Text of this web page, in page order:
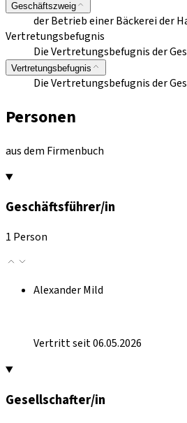
Geschäftszweig
der Betrieb einer Bäckerei der
Vertretungsbefugnis
Die Vertretungsbefugnis der
Vertretungsbefugnis
Die Vertretungsbefugnis der
Personen
aus dem Firmenbuch
Geschäftsführer/in
1 Person
Alexander Mild
Vertritt seit 06.05.2026
Gesellschafter/in